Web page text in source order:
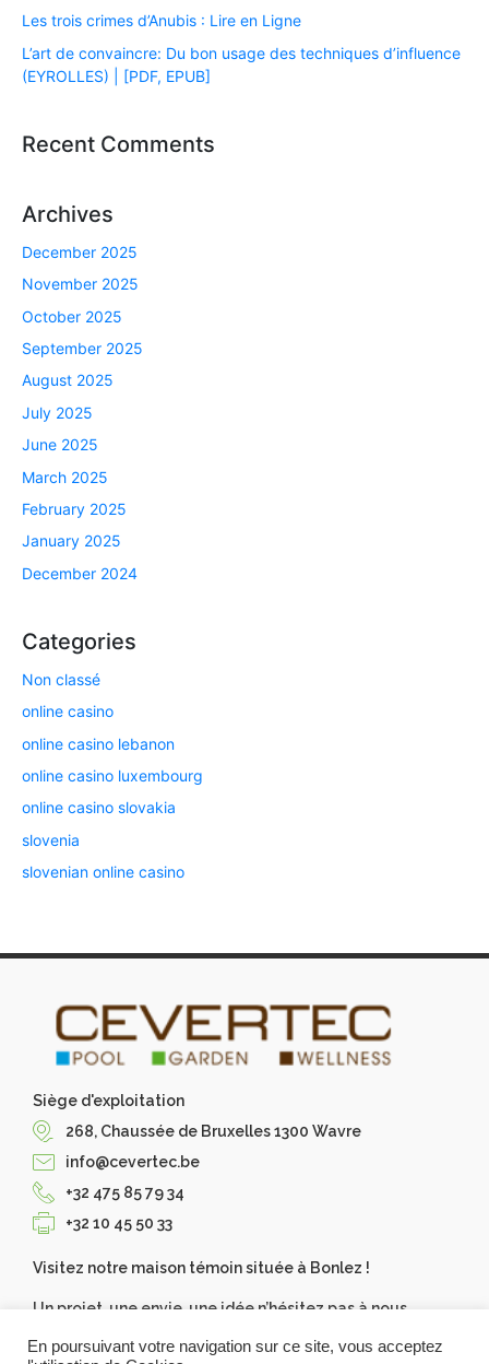
Les trois crimes d’Anubis : Lire en Ligne
L’art de convaincre: Du bon usage des techniques d’influence
(EYROLLES) | [PDF, EPUB]
Recent Comments
Archives
December 2025
November 2025
October 2025
September 2025
August 2025
July 2025
June 2025
March 2025
February 2025
January 2025
December 2024
Categories
Non classé
online casino
online casino lebanon
online casino luxembourg
online casino slovakia
slovenia
slovenian online casino
Siège d'exploitation
268, Chaussée de Bruxelles 1300 Wavre
info@cevertec.be
+32 475 85 79 34
+32 10 45 50 33
Visitez notre maison témoin située à Bonlez !
Un projet, une envie, une idée n’hésitez pas à nous
votre devis gratuit.
En poursuivant votre navigation sur ce site, vous acceptez